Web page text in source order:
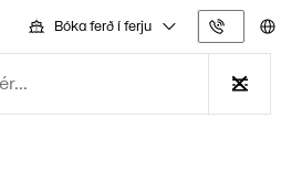
Bóka ferð í ferju